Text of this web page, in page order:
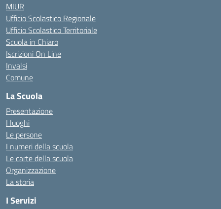
MIUR
Ufficio Scolastico Regionale
Ufficio Scolastico Territoriale
Scuola in Chiaro
Iscrizioni On Line
Invalsi
Comune
La Scuola
Presentazione
I luoghi
Le persone
I numeri della scuola
Le carte della scuola
Organizzazione
La storia
I Servizi